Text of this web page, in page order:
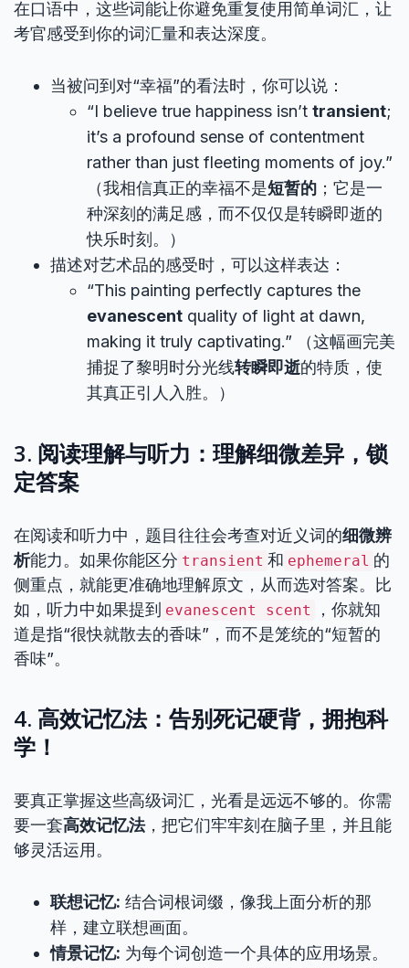
在口语中，这些词能让你避免重复使用简单词汇，让
考官感受到你的词汇量和表达深度。
当被问到对“幸福”的看法时，你可以说：
“I believe true happiness isn’t transient;
it’s a profound sense of contentment
rather than just fleeting moments of joy.”
（我相信真正的幸福不是短暂的 ；它是一
种深刻的满足感，而不仅仅是转瞬即逝的
快乐时刻。）
描述对艺术品的感受时，可以这样表达：
“This painting perfectly captures the
evanescent quality of light at dawn,
making it truly captivating.” （这幅画完美
捕捉了黎明时分光线转瞬即逝的特质，使
其真正引人入胜。）
3. 阅读理解与听力：理解细微差异，锁
定答案
在阅读和听力中，题目往往会考查对近义词的细微辨
析能力。如果你能区分 transient 和 ephemeral 的
侧重点，就能更准确地理解原文，从而选对答案。比
如，听力中如果提到 evanescent scent
，你就知
道是指“很快就散去的香味”，而不是笼统的“短暂的
香味”。
4. 高效记忆法：告别死记硬背，拥抱科
学！
要真正掌握这些高级词汇，光看是远远不够的。你需
要一套高效记忆法，把它们牢牢刻在脑子里，并且能
够灵活运用。
联想记忆: 结合词根词缀，像我上面分析的那
样，建立联想画面。
情景记忆: 为每个词创造一个具体的应用场景。